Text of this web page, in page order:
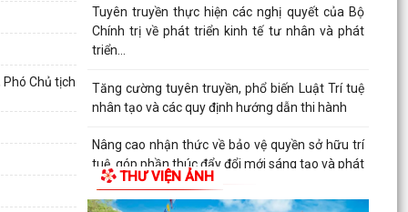
Chủ tịch
Tuyên truyền thực hiện các nghị quyết của Bộ
Chính trị về phát triển kinh tế tư nhân và phát
triển...
Tăng cường tuyên truyền, phổ biến Luật Trí tuệ
nhân tạo và các quy định hướng dẫn thi hành
Nâng cao nhận thức về bảo vệ quyền sở hữu trí
tuệ, góp phần thúc đẩy đổi mới sáng tạo và phát
triển...THƯ VIỆN ẢNH